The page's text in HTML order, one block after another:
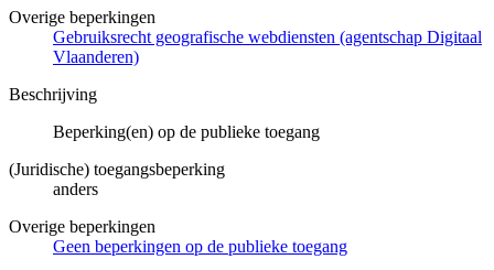
Overige beperkingen
Gebruiksrecht geografische webdiensten (agentschap Digitaal
Vlaanderen)
Beschrijving
Beperking(en) op de publieke toegang
(Juridische) toegangsbeperking
anders
Overige beperkingen
Geen beperkingen op de publieke toegang